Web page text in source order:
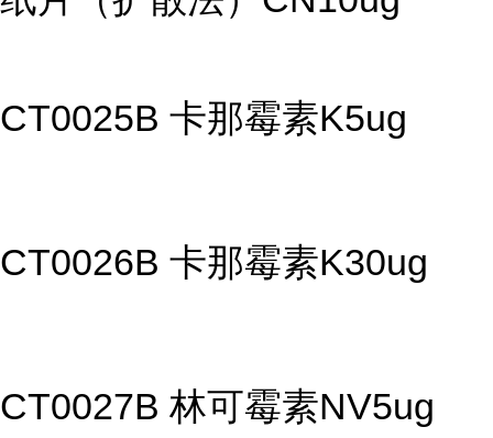
CT0025B 卡那霉素K5ug
CT0026B 卡那霉素K30ug
CT0027B 林可霉素NV5ug